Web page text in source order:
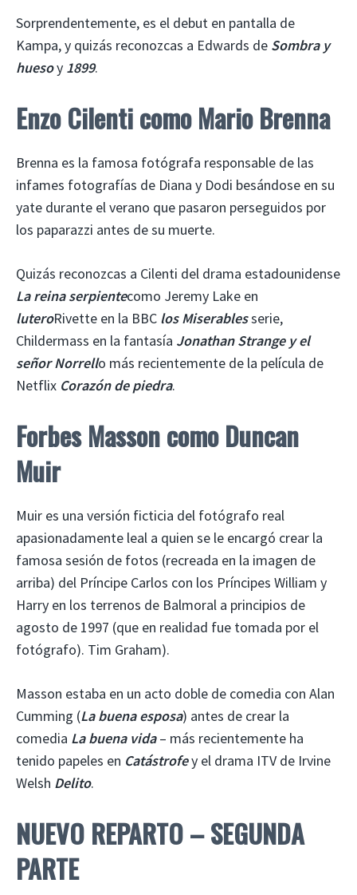
Sorprendentemente, es el debut en pantalla de
Kampa, y quizás reconozcas a Edwards de Sombra y
huesoy 1899.
Enzo Cilenti como Mario Brenna
Brenna es la famosa fotógrafa responsable de las
infames fotografías de Diana y Dodi besándose en su
yate durante el verano que pasaron perseguidos por
los paparazzi antes de su muerte.
Quizás reconozcas a Cilenti del drama estadounidense
La reina serpientecomo Jeremy Lake en
luteroRivette en la BBC los Miserablesserie,
Childermass en la fantasía Jonathan Strange y el
señor Norrello más recientemente de la película de
Netflix Corazón de piedra.
Forbes Masson como Duncan
Muir
Muir es una versión ficticia del fotógrafo real
apasionadamente leal a quien se le encargó crear la
famosa sesión de fotos (recreada en la imagen de
arriba) del Príncipe Carlos con los Príncipes William y
Harry en los terrenos de Balmoral a principios de
agosto de 1997 (que en realidad fue tomada por el
fotógrafo). Tim Graham).
Masson estaba en un acto doble de comedia con Alan
Cumming (La buena esposa) antes de crear la
comedia La buena vida– más recientemente ha
tenido papeles en Catástrofey el drama ITV de Irvine
Welsh Delito.
NUEVO REPARTO – SEGUNDA
PARTE